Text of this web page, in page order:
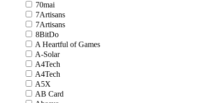
70mai
7Artisans
7Artisans
8BitDo
A Heartful of Games
A-Solar
A4Tech
A4Tech
A5X
AB Card